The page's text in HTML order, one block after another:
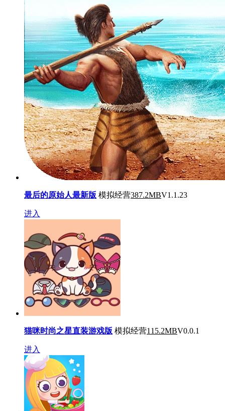
最后的原始人最新版 模拟经营387.2MBV1.1.23
进入
猫咪时尚之星直装游戏版 模拟经营115.2MBV0.0.1
进入